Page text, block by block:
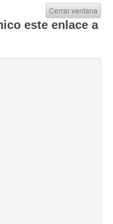
este enlace a
Cerrar ventana